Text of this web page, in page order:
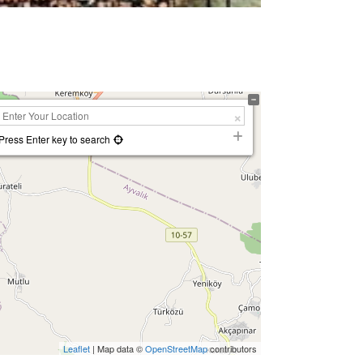
Enter key to search
Leaflet | Map data ©OpenStreetMapcontributors